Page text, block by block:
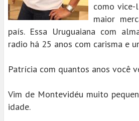
como vice-
maior
país. Essa Uruguaiana com
radio há 25 anos com carisma e
Patrícia com quantos anos você
Vim de Montevidéu muito
idade.